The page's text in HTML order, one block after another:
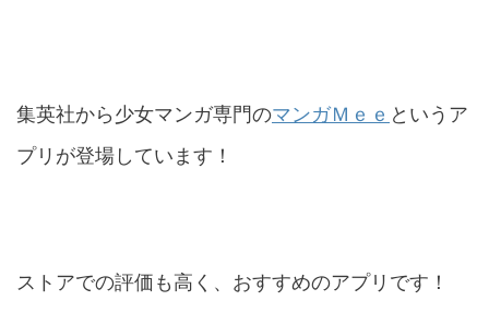
集英社から少女マンガ専門のマンガＭｅｅ というア
プリが登場しています！
ストアでの評価も高く、おすすめのアプリです！